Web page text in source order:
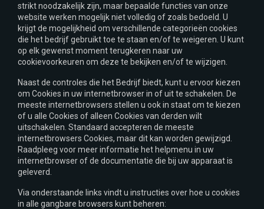
strikt noodzakelijk zijn, maar bepaalde functies van onze
website werken mogelijk niet volledig of zoals bedoeld. U
krijgt de mogelijkheid om verschillende categorieën cookies
die het bedrijf gebruikt toe te staan en/of te weigeren. U kunt
op elk gewenst moment terugkeren naar uw
cookievoorkeuren om deze te bekijken en/of te wijzigen.
Naast de controles die het Bedrijf biedt, kunt u ervoor kiezen
om Cookies in uw internetbrowser in of uit te schakelen. De
meeste internetbrowsers stellen u ook in staat om te kiezen
of u alle Cookies of alleen Cookies van derden wilt
uitschakelen. Standaard accepteren de meeste
internetbrowsers Cookies, maar dit kan worden gewijzigd.
Raadpleeg voor meer informatie het helpmenu in uw
internetbrowser of de documentatie die bij uw apparaat is
geleverd.
Via onderstaande links vindt u instructies over hoe u cookies
in alle gangbare browsers kunt beheren: